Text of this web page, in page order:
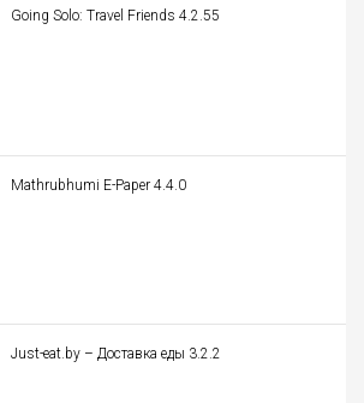
Going Solo: Travel Friends 4.2.55
Mathrubhumi E-Paper 4.4.0
Just-eat.by – Доставка еды 3.2.2